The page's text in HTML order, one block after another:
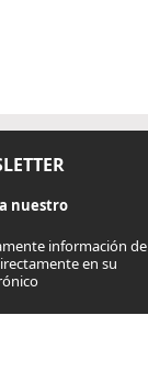
nuestro
información de
en su